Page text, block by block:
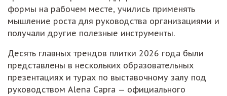
формы на рабочем месте, учились применять
мышление роста для руководства организациями и
получали другие полезные инструменты.
Десять главных трендов плитки 2026 года были
представлены в нескольких образовательных
презентациях и турах по выставочному залу под
руководством Alena Capra — официального